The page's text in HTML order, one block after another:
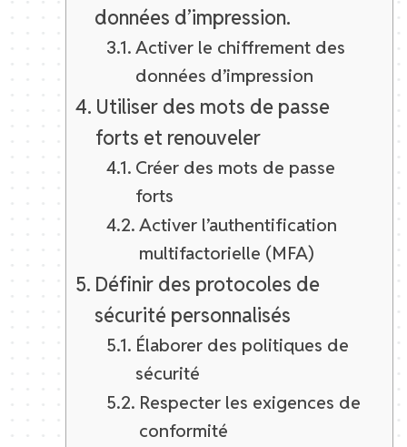
données d’impression.
Activer le chiffrement des
données d’impression
Utiliser des mots de passe
forts et renouveler
Créer des mots de passe
forts
Activer l’authentification
multifactorielle (MFA)
Définir des protocoles de
sécurité personnalisés
Élaborer des politiques de
sécurité
Respecter les exigences de
conformité